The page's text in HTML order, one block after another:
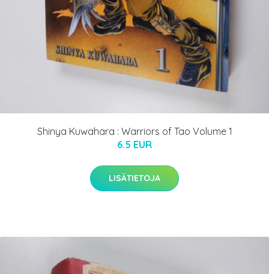
Shinya Kuwahara : Warriors of Tao Volume 1
6.5 EUR
LISÄTIETOJA